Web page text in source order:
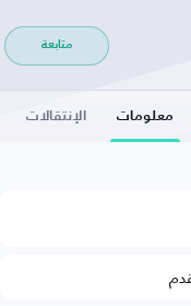
متابعة
معلومات الإنتقالات